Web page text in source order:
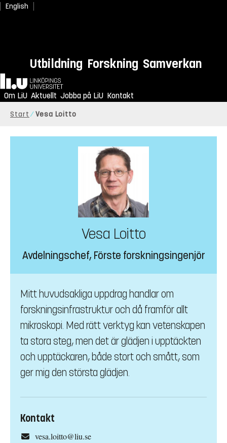
English
Utbildning Forskning Samverkan
Hem
Om LiU Aktuellt Jobba på LiU Kontakt
Start Vesa Loitto
Vesa Loitto
Avdelningschef, Förste forskningsingenjör
Mitt huvudsakliga uppdrag handlar om
forskningsinfrastruktur och då framför allt
mikroskopi. Med rätt verktyg kan vetenskapen
ta stora steg, men det är glädjen i upptäckten
och upptäckaren, både stort och smått, som
ger mig den största glädjen.
Kontakt
vesa.loitto@liu.se